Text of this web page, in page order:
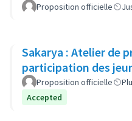
Proposition officielle
Sakarya : Atelier de
participation des
Proposition officielle
Accepted